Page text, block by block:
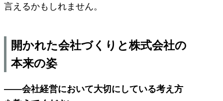
言えるかもしれません。
開かれた会社づくりと株式会社の
本来の姿
――会社経営において大切にしている考え方